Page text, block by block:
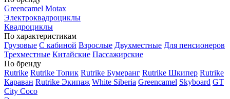
Greencamel Motax
Электроквадроциклы
Квадроциклы
По характеристикам
Грузовые С кабиной Взрослые Двухместные Для пенсионеров
Трехместные Китайские Пассажирские
По бренду
Rutrike Rutrike Топик Rutrike Бумеранг Rutrike Шкипер Rutrike
Караван Rutrike Экипаж White Siberia Greencamel Skyboard GT
City Coco